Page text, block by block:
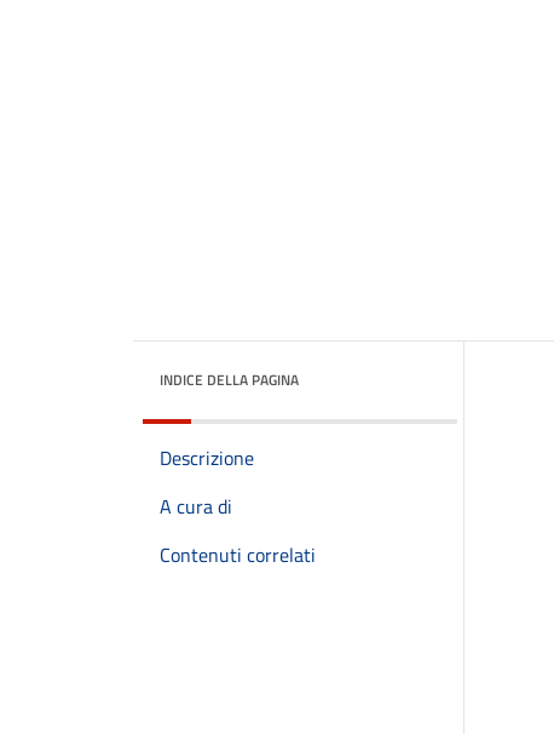
INDICE DELLA PAGINA
Descrizione
A cura di
Contenuti correlati